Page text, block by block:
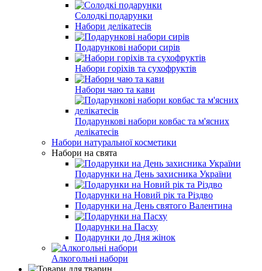
Солодкі подарунки
Набори делікатесів
Подарункові набори сирів
Набори горіхів та сухофруктів
Набори чаю та кави
Подарункові набори ковбас та м'ясних
делікатесів
Набори натуральної косметики
Набори на свята
Подарунки на День захисника України
Подарунки на Новий рік та Різдво
Подарунки на День святого Валентина
Подарунки на Пасху
Подарунки до Дня жінок
Алкогольні набори